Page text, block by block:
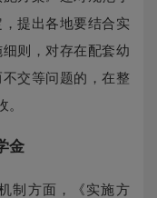
提出各地要结合实
则，对存在配套幼
交等问题的，在整
金
方面，《实施方